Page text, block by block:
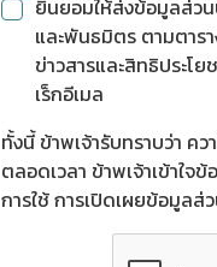
ยินยอมให้ส่งข้อมูลส่ว
และพันธมิตร ตามตาร
ข่าวสารและสิทธิประโ
เร็กอีเมล
ทั้งนี้ ข้าพเจ้ารับทราบว่า ค
ตลอดเวลา ข้าพเจ้าเข้าใจข้
การใช้ การเปิดเผยข้อมูล